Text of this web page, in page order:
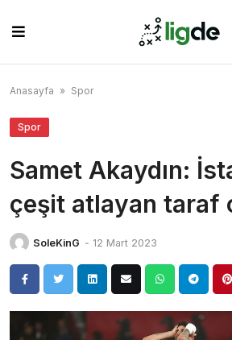
content
Anasayfa » Spor
Spor
Samet Akaydın:
çeşit atlayan taraf
SoleKinG - 12 Mart 2023